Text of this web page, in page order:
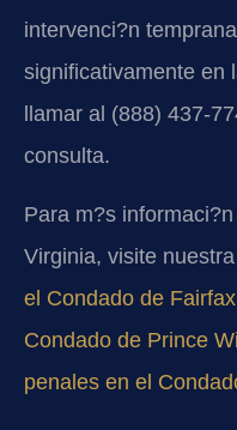
intervenci?n
significativamente en
llamar al (888) 437-
consulta.
Para m?s
Virginia, visite
el Condado de Fairfax
Condado de Prince
penales en el